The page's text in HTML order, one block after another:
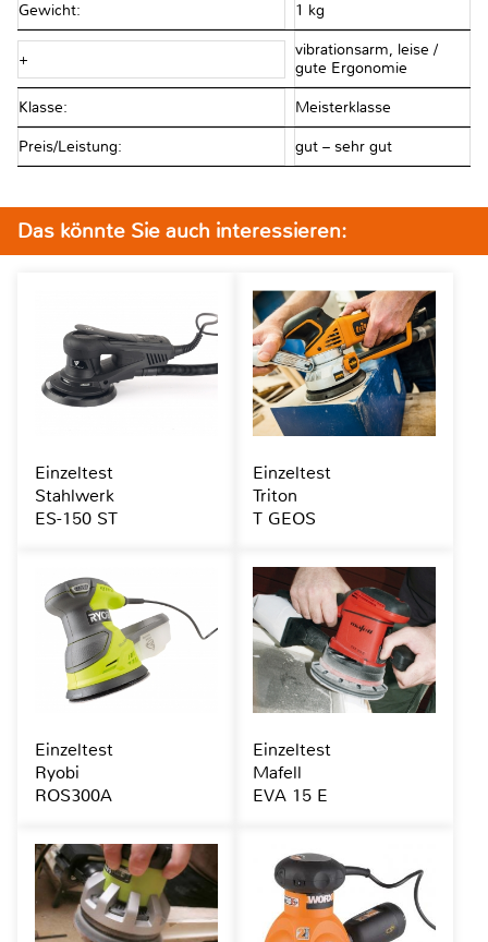
Gewicht: 1 kg
+
vibrationsarm, leise /
gute Ergonomie
Klasse: Meisterklasse
Preis/Leistung: gut – sehr gut
Das könnte Sie auch interessieren:
Einzeltest
Stahlwerk
ES-150 ST
Einzeltest
Triton
T GEOS
Einzeltest
Ryobi
ROS300A
Einzeltest
Mafell
EVA 15 E